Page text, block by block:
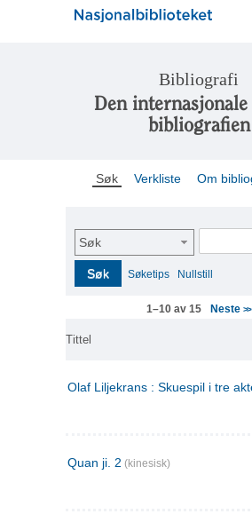
Bibliografi
Den
bibliografien
Søk Verkliste Om
Søk
Søk Søketips Nullstill
1–10 av 15 Neste>>
Tittel
Olaf Liljekrans : Skuespil i tre
Quan ji. 2 (kinesisk)